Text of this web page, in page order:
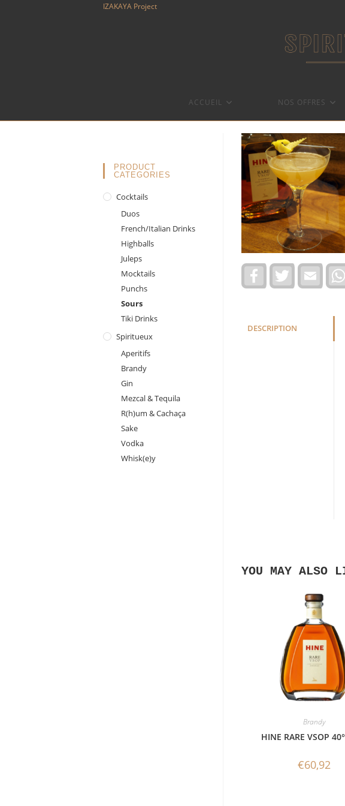
IZAKAYA Project
ACCUEIL NOS OFFRES
c
o
i
r
a
DESCRIPTION
YOU MAY ALSO
Brandy
HINE RARE VSOP
€60,92
PRODUCT
CATEGORIES
Cocktails
Duos
French/Italian Drinks
Highballs
Juleps
Mocktails
Punchs
Sours
Tiki Drinks
Spiritueux
Aperitifs
Brandy
Gin
Mezcal & Tequila
R(h)um & Cachaça
Sake
Vodka
Whisk(e)y